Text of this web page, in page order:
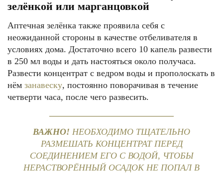
зелёнкой или марганцовкой
Аптечная зелёнка также проявила себя с
неожиданной стороны в качестве отбеливателя в
условиях дома. Достаточно всего 10 капель развести
в 250 мл воды и дать настояться около получаса.
Развести концентрат с ведром воды и прополоскать в
нём занавеску, постоянно поворачивая в течение
четверти часа, после чего развесить.
ВАЖНО! НЕОБХОДИМО ТЩАТЕЛЬНО
РАЗМЕШАТЬ КОНЦЕНТРАТ ПЕРЕД
СОЕДИНЕНИЕМ ЕГО С ВОДОЙ, ЧТОБЫ
НЕРАСТВОРЁННЫЙ ОСАДОК НЕ ПОПАЛ В